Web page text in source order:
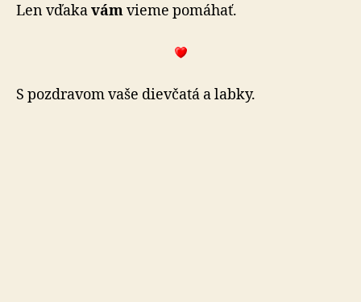
Len vďakavámvieme pomáhať.
S pozdravom vaše dievčatá a labky.